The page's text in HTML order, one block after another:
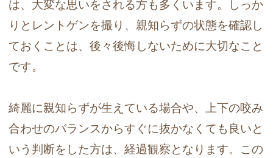
は、大変な思いをされる方も多くいます。しっか
りとレントゲンを撮り、親知らずの状態を確認し
ておくことは、後々後悔しないために大切なこと
です。
綺麗に親知らずが生えている場合や、上下の咬み
合わせのバランスからすぐに抜かなくても良いと
いう判断をした方は、経過観察となります。この